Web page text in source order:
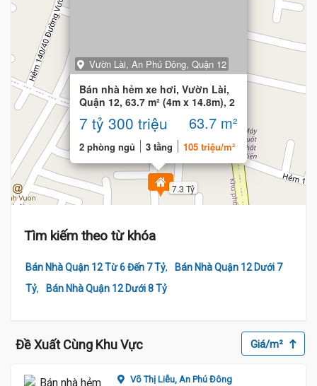
7.3 Tỷ
Vườn Lài, An Phú Đông, Quận 12
Bán nhà hẻm xe hơi, Vườn Lài,
Quận 12, 63.7 m² (4m x 14.8m), 2
phòng
7 tỷ 300 triệu 63.7 m²
2 phòng ngủ 3 tầng 105 triệu/m²
Tìm kiếm theo từ khóa
Bán Nhà Quận 12 Từ 6 Đến 7 Tỷ,
Bán Nhà Quận 12 Dưới 7
Tỷ, Bán Nhà Quận 12 Dưới 8 Tỷ
Đề Xuất Cùng Khu Vực Giá/m²
Võ Thị Liễu, An Phú Đông